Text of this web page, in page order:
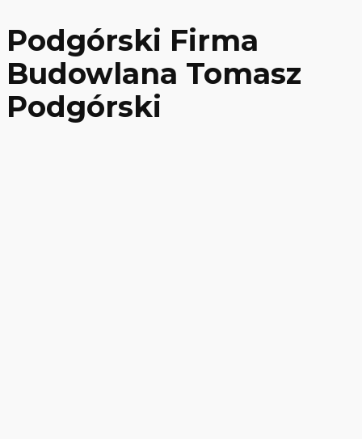
Podgórski Firma
Budowlana Tomasz
Podgórski